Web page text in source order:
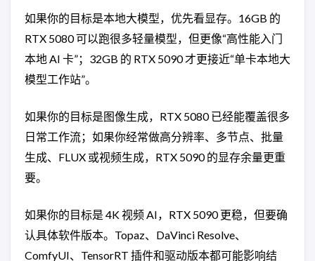
如果你的目标是本地大模型，优先看显存。16GB 的
RTX 5080 可以跑很多轻量模型，但更像“高性能入门
本地 AI 卡”；32GB 的 RTX 5090 才更接近“单卡本地大
模型工作站”。
如果你的目标是图像生成，RTX 5080 已经能覆盖很多
日常工作流；如果你经常做高分辨率、多节点、批量
生成、FLUX 或视频生成，RTX 5090 的显存余量更重
要。
如果你的目标是 4K 视频 AI，RTX 5090 更稳，但要确
认具体软件版本。Topaz、DaVinci Resolve、
ComfyUI、TensorRT 插件和驱动版本都可能影响结